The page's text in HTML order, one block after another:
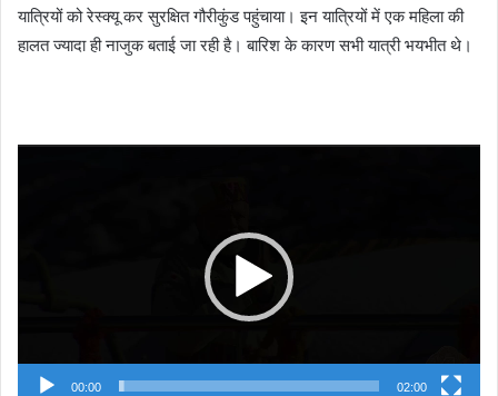
यात्रियों को रेस्क्यू कर सुरक्षित गौरीकुंड पहुंचाया। इन यात्रियों में एक महिला की
हालत ज्यादा ही नाजुक बताई जा रही है। बारिश के कारण सभी यात्री भयभीत थे।
00:00 02:00